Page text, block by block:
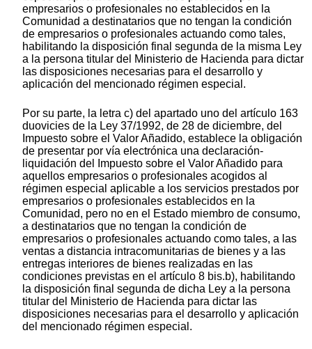
empresarios o profesionales no establecidos en la
Comunidad a destinatarios que no tengan la condición
de empresarios o profesionales actuando como tales,
habilitando la disposición final segunda de la misma Ley
a la persona titular del Ministerio de Hacienda para dictar
las disposiciones necesarias para el desarrollo y
aplicación del mencionado régimen especial.
Por su parte, la letra c) del apartado uno del artículo 163
duovicies de la Ley 37/1992, de 28 de diciembre, del
Impuesto sobre el Valor Añadido, establece la obligación
de presentar por vía electrónica una declaración-
liquidación del Impuesto sobre el Valor Añadido para
aquellos empresarios o profesionales acogidos al
régimen especial aplicable a los servicios prestados por
empresarios o profesionales establecidos en la
Comunidad, pero no en el Estado miembro de consumo,
a destinatarios que no tengan la condición de
empresarios o profesionales actuando como tales, a las
ventas a distancia intracomunitarias de bienes y a las
entregas interiores de bienes realizadas en las
condiciones previstas en el artículo 8 bis.b), habilitando
la disposición final segunda de dicha Ley a la persona
titular del Ministerio de Hacienda para dictar las
disposiciones necesarias para el desarrollo y aplicación
del mencionado régimen especial.